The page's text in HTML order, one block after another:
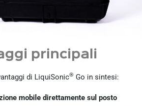
principali
di LiquiSonic® Go in sintesi:
mobile direttamente sul posto